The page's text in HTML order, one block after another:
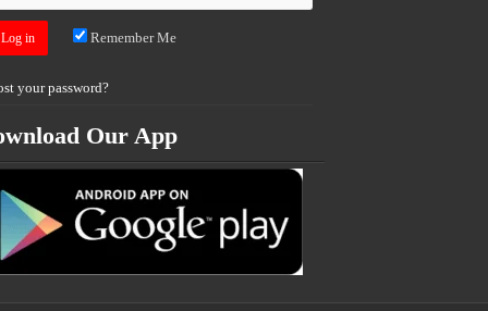
Remember Me
your password?
Our App